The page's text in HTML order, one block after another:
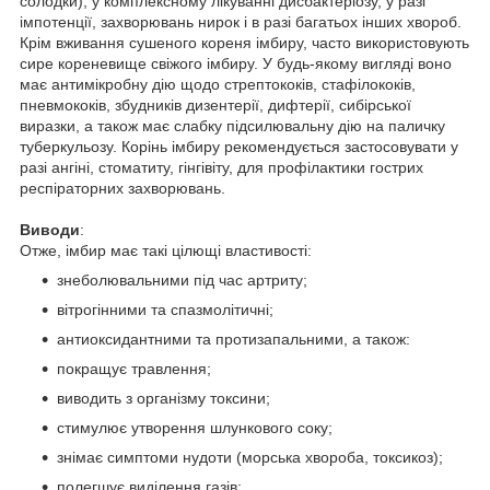
імпотенції, захворювань нирок і в разі багатьох інших хвороб.
Крім вживання сушеного кореня імбиру, часто використовують
сире кореневище свіжого імбиру. У будь-якому вигляді воно
має антимікробну дію щодо стрептококів, стафілококів,
пневмококів, збудників дизентерії, дифтерії, сибірської
виразки, а також має слабку підсилювальну дію на паличку
туберкульозу. Корінь імбиру рекомендується застосовувати у
разі ангіні, стоматиту, гінгівіту, для профілактики гострих
респіраторних захворювань.
Виводи:
Отже, імбир має такі цілющі властивості:
знеболювальними під час артриту;
вітрогінними та спазмолітичні;
антиоксидантними та протизапальними, а також:
покращує травлення;
виводить з організму токсини;
стимулює утворення шлункового соку;
знімає симптоми нудоти (морська хвороба, токсикоз);
полегшує виділення газів;